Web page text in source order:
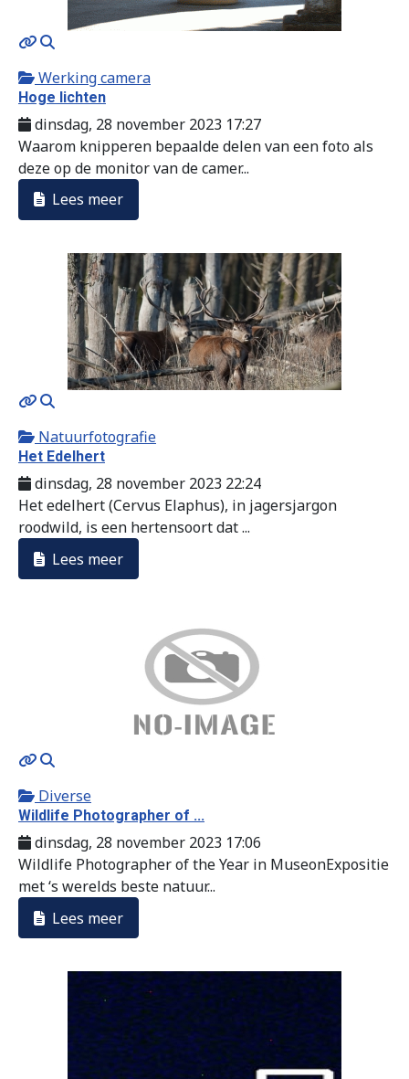
MOD_JTCS_VIEW_ARTICLE_LINK
Werking camera
Hoge lichten
dinsdag, 28 november 2023 17:27
Waarom knipperen bepaalde delen van een foto als
deze op de monitor van de camer...
Lees meer
MOD_JTCS_VIEW_ARTICLE_LINK
Natuurfotografie
Het Edelhert
dinsdag, 28 november 2023 22:24
Het edelhert (Cervus Elaphus), in jagersjargon
roodwild, is een hertensoort dat ...
Lees meer
MOD_JTCS_VIEW_ARTICLE_LINK
Diverse
Wildlife Photographer of ...
dinsdag, 28 november 2023 17:06
Wildlife Photographer of the Year in MuseonExpositie
met ‘s werelds beste natuur...
Lees meer